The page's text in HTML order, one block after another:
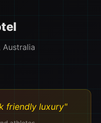
Australia
friendly luxury"